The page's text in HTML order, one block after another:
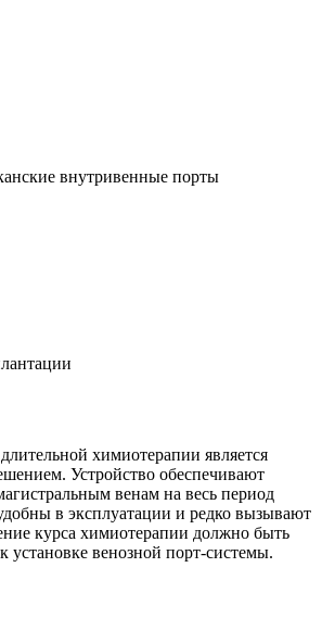
внутривенные порты
химиотерапии является
Устройство обеспечивают
венам на весь период
в эксплуатации и редко вызывают
курса химиотерапии должно быть
установке венозной порт-системы.